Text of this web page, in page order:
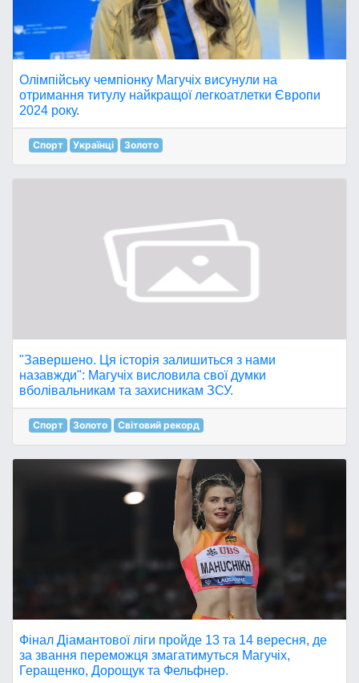
Олімпійську чемпіонку Магучіх висунули на
отримання титулу найкращої легкоатлетки Європи
2024 року.
Спорт Українці Золото
"Завершено. Ця історія залишиться з нами
назавжди": Магучіх висловила свої думки
вболівальникам та захисникам ЗСУ.
Спорт Золото Світовий рекорд
Фінал Діамантової ліги пройде 13 та 14 вересня, де
за звання переможця змагатимуться Магучіх,
Геращенко, Дорощук та Фельфнер.